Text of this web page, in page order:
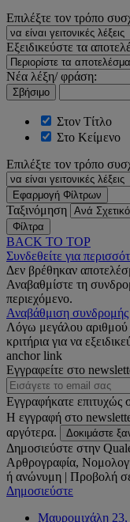
Επιλέξτε τον τρόπο
Εξειδικεύστε τα
Νέα λέξη/ φράση:
Σβήσιμο
Στον Τίτλο
Στο Κείμενο
Επιλέξτε τον τρόπο
Εφαρμογή Φίλτρων
Ταξινόμηση
Φίλτρα
BACK TO TOP
Συνδεθείτε για
Δεν βρέθηκαν
Αναβαθμίστε τη
περιεχόμενο.
Αναβάθμιση συνδρομής
Λόγω μεγάλου αριθμού
κριτήρια για να
anchor link
Εγγραφείτε στο
Εγγραφήκατε επιτυχώς
Η εγγραφή στο
αργότερα.
Δοκιμάστε
Δημοσιεύστε στην
Αρθρογραφία,
ή ανώνυμη | Προβολή
Δημοσιεύστε
Μαυρομιχάλη